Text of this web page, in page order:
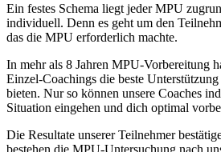
Ein festes Schema liegt jeder MPU
individuell. Denn es geht um den
das die MPU erforderlich machte.
In mehr als 8 Jahren MPU-Vorbereitung
Einzel-Coachings die beste
bieten. Nur so können unsere Coaches
Situation eingehen und dich optimal
Die Resultate unserer Teilnehmer
bestehen die MPU-Untersuchung nach